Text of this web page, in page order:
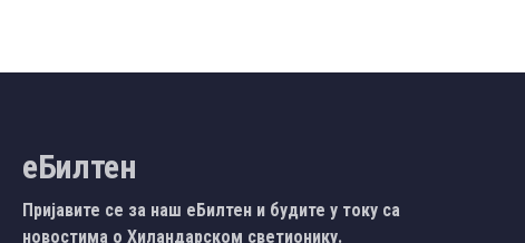
еБилтен
Пријавите се за наш еБилтен и будите у току са
новостима о Хиландарском светионику.